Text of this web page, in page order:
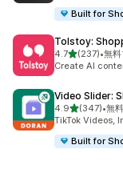
Built for
Tolstoy:
4.75つ星中
(237)
合計レビュー数
•無料
Create AI
Video Slider:
4.95つ星中
(347)
合計レビュー数
•無
TikTok Videos,
Built for